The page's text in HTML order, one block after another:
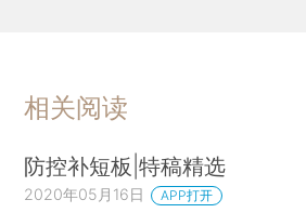
相关阅读
防控补短板|特稿精选
2020年05月16日 APP打开